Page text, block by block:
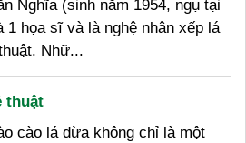
Nghĩa (sinh năm 1954, ngụ tại
1 họa sĩ và là nghệ nhân xếp lá
Nhữ...
thuật
cào lá dừa không chỉ là một